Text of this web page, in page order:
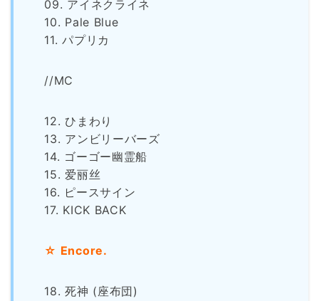
09. アイネクライネ
10. Pale Blue
11. パプリカ
//MC
12. ひまわり
13. アンビリーバーズ
14. ゴーゴー幽霊船
15. 爱丽丝
16. ピースサイン
17. KICK BACK
☆ Encore.
18. 死神 (座布団)